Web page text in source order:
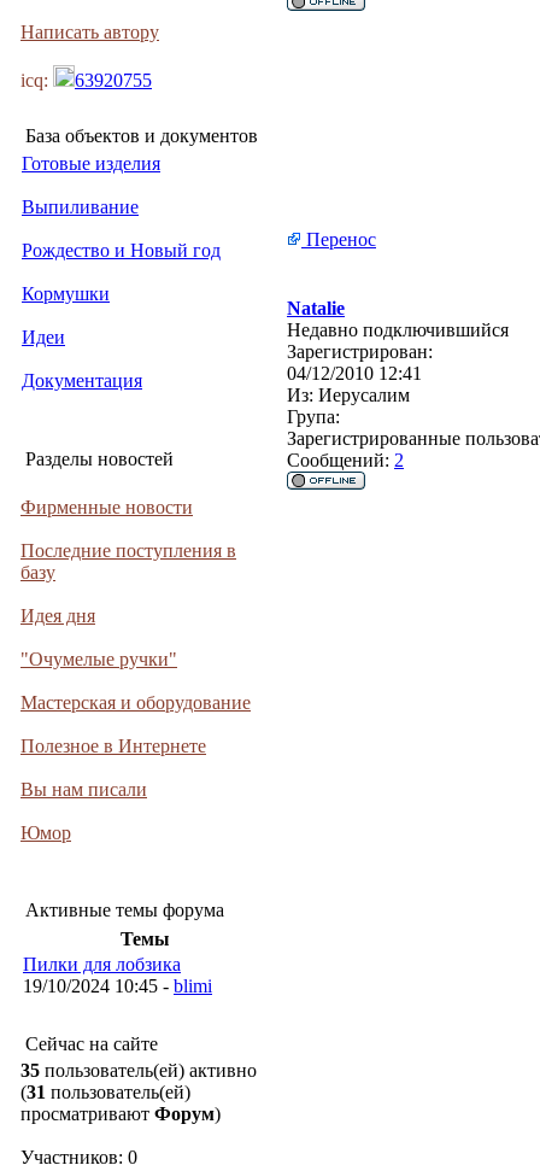
Написать автору
icq: 63920755
База объектов и документов
Готовые изделия
Выпиливание
Рождество и Новый год
Кормушки
Идеи
Документация
Разделы новостей
Фирменные новости
Последние поступления в
базу
Идея дня
"Очумелые ручки"
Мастерская и оборудование
Полезное в Интернете
Вы нам писали
Юмор
Активные темы форума
Темы
Пилки для лобзика
19/10/2024 10:45 - blimi
Сейчас на сайте
35 пользователь(ей) активно
(31 пользователь(ей)
просматривают Форум)
Участников: 0
Перенос
Natalie
Недавно подключившийся
Зарегистрирован:
04/12/2010 12:41
Из: Иерусалим
Група:
Зарегистрированные
Сообщений: 2